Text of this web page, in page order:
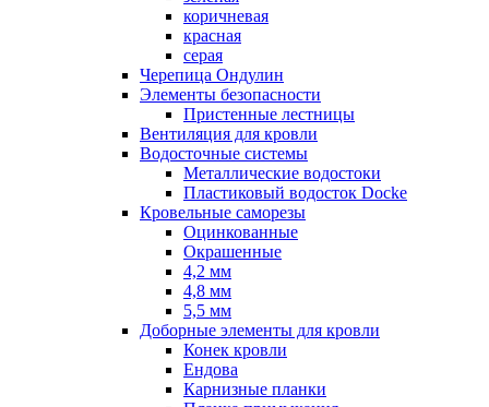
коричневая
красная
серая
Черепица Ондулин
Элементы безопасности
Пристенные лестницы
Вентиляция для кровли
Водосточные системы
Металлические водостоки
Пластиковый водосток Docke
Кровельные саморезы
Оцинкованные
Окрашенные
4,2 мм
4,8 мм
5,5 мм
Доборные элементы для кровли
Конек кровли
Ендова
Карнизные планки